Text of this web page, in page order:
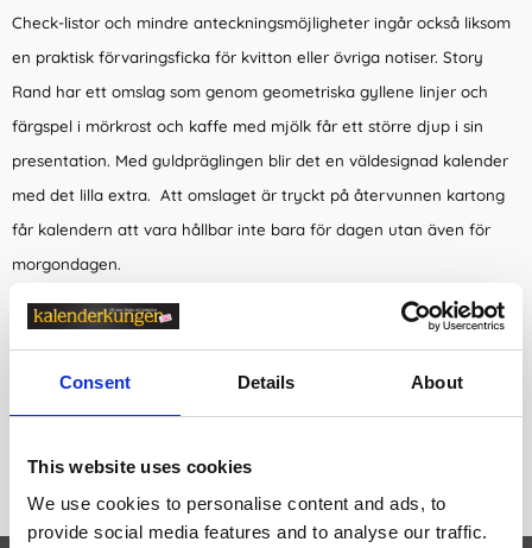
Consent Details About
This website uses cookies
We use cookies to personalise content and ads, to
provide social media features and to analyse our traffic.
Check-listor och mindre anteckningsmöjligheter ingår också liksom
en praktisk förvaringsficka för kvitton eller övriga notiser. Story
Rand har ett omslag som genom geometriska gyllene linjer och
färgspel i mörkrost och kaffe med mjölk får ett större djup i sin
presentation. Med guldpräglingen blir det en väldesignad kalender
med det lilla extra. Att omslaget är tryckt på återvunnen kartong
får kalendern att vara hållbar inte bara för dagen utan även för
morgondagen.
Senator A5 Story Rand
har liggande veckouppslag. Kalendern har
årsöversikter och årsplaner. Antal sidor: 144.
Kalendarium: 2025-06-02 - 2026-07-05.
Miljöinformation: FSC®. Omslag i återvunnen kartong.